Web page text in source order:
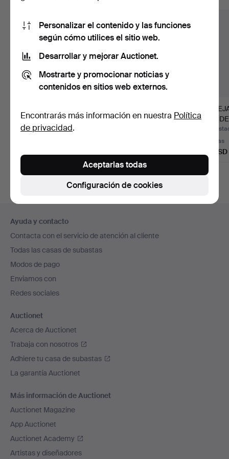
DESVRES". PAR DE
CANDELABRO…
Subastado 26 jun 2026
CANDELABRO CON
2 pujas
41 USD
en
el
pie
de
página
Ayuda y contacto
Contacta con el servicio de atención al cliente
Todas las casas de subastas
Modos de pago
Enviamos con
Redes sociales
Auctionet
Acerca de Auctionet
Trabaja con nosotros
Adhiere tu casa de subastas
La garantía Auctionet
Más información de Auctionet
Auctionet Magazine
App Auctionet
Auctionet Academy
Artistas y diseñadores
Personalizar el contenido y las funciones
según cómo utilices el sitio web.
Desarrollar y mejorar Auctionet.
Mostrarte y promocionar noticias y
contenidos en sitios web externos.
Encontrarás más información en nuestra Política
de privacidad.
Configuración de cookies
Aceptarlas todas